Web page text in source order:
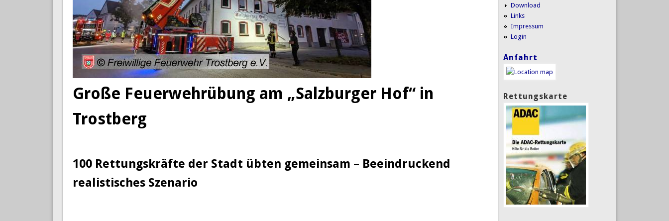
Große Feuerwehrübung am „Salzburger Hof“ in
Trostberg
100 Rettungskräfte der Stadt übten gemeinsam – Beeindruckend
realistisches Szenario
Download
Links
Impressum
Login
Anfahrt
Rettungskarte